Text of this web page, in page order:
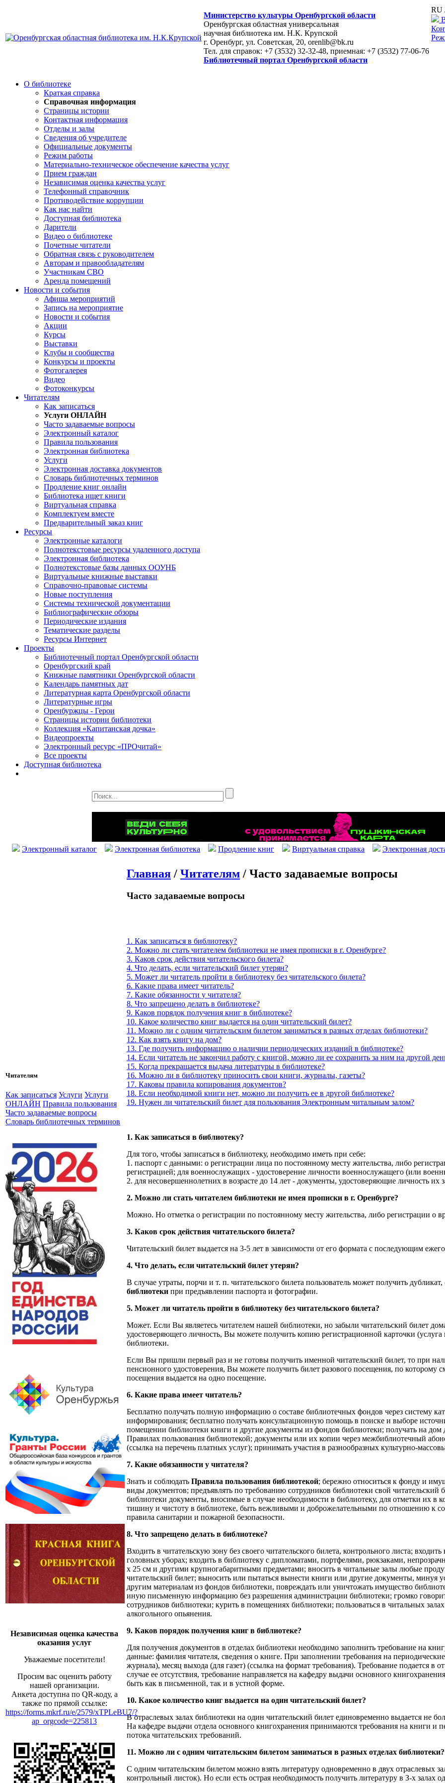
Министерство культуры Оренбургской области
Оренбургская областная универсальная
научная библиотека им. Н.К. Крупской
г. Оренбург, ул. Советская, 20, orenlib@bk.ru
Тел. для справок: +7 (3532) 32-32-48, приемная: +7 (3532) 77-06-76
Библиотечный портал Оренбургской области
RU
О библиотеке
Краткая справка
Справочная информация
Страницы истории
Контактная информация
Отделы и залы
Сведения об учредителе
Официальные документы
Режим работы
Материально-техническое обеспечение качества услуг
Прием граждан
Независимая оценка качества услуг
Телефонный справочник
Противодействие коррупции
Как нас найти
Доступная библиотека
Дарители
Видео о библиотеке
Почетные читатели
Обратная связь с руководителем
Авторам и правообладателям
Участникам СВО
Аренда помещений
Новости и события
Афиша мероприятий
Запись на мероприятие
Новости и события
Акции
Курсы
Выставки
Клубы и сообщества
Конкурсы и проекты
Фотогалерея
Видео
Фотоконкурсы
Читателям
Как записаться
Услуги ОНЛАЙН
Часто задаваемые вопросы
Электронный каталог
Правила пользования
Электронная библиотека
Услуги
Электронная доставка документов
Словарь библиотечных терминов
Продление книг онлайн
Библиотека ищет книги
Виртуальная справка
Комплектуем вместе
Предварительный заказ книг
Ресурсы
Электронные каталоги
Полнотекстовые ресурсы удаленного доступа
Электронная библиотека
Полнотекстовые базы данных ООУНБ
Виртуальные книжные выставки
Справочно-правовые системы
Новые поступления
Cистемы технической документации
Библиографические обзоры
Периодические издания
Тематические разделы
Ресурсы Интернет
Проекты
Библиотечный портал Оренбургской области
Оренбургский край
Книжные памятники Оренбургской области
Календарь памятных дат
Литературная карта Оренбургской области
Литературные игры
Оренбуржцы - Герои
Страницы истории библиотеки
Коллекция «Капитанская дочка»
Видеопроекты
Электронный ресурс «ПРОчитай»
Все проекты
Доступная библиотека
Электронный каталог Электронная библиотека Продление книг Виртуальная справка Электронная
Читателям
Как записаться Услуги Услуги
ОНЛАЙН Правила пользования
Часто задаваемые вопросы
Словарь библиотечных терминов
Независимая оценка качества
оказания услуг
Уважаемые посетители!
Просим вас оценить работу
нашей организации.
Анкета доступна по QR-коду, а
также по прямой ссылке:
https://forms.mkrf.ru/e/2579/xTPLeBU7/?
ap_orgcode=225813
Главная / Читателям / Часто задаваемые вопросы
Часто задаваемые вопросы
1. Как записаться в библиотеку?
2. Можно ли стать читателем библиотеки не имея прописки в г. Оренбурге?
3. Каков срок действия читательского билета?
4. Что делать, если читательский билет утерян?
5. Может ли читатель пройти в библиотеку без читательского билета?
6. Какие права имеет читатель?
7. Какие обязанности у читателя?
8. Что запрещено делать в библиотеке?
9. Каков порядок получения книг в библиотеке?
10. Какое количество книг выдается на один читательский билет?
11. Можно ли с одним читательским билетом заниматься в разных отделах библиотеки?
12. Как взять книгу на дом?
13. Где получить информацию о наличии периодических изданий в библиотеке?
14. Если читатель не закончил работу с книгой, можно ли ее сохранить за ним на другой
15. Когда прекращается выдача литературы в библиотеке?
16. Можно ли в библиотеку приносить свои книги, журналы, газеты?
17. Каковы правила копирования документов?
18. Если необходимой книги нет, можно ли получить ее в другой библиотеке?
19. Нужен ли читательский билет для пользования Электронным читальным залом?
1. Как записаться в библиотеку?
Для того, чтобы записаться в библиотеку, необходимо иметь при себе:
1. паспорт с данными: о регистрации лица по постоянному месту жительства, либо
регистрацией; для военнослужащих - удостоверение личности военнослужащего (или
2. для несовершеннолетних в возрасте до 14 лет - документы, удостоверяющие личность их
2. Можно ли стать читателем библиотеки не имея прописки в г. Оренбурге?
Можно. Но отметка о регистрации по постоянному месту жительства, либо регистрации о
3. Каков срок действия читательского билета?
Читательский билет выдается на 3-5 лет в зависимости от его формата с последующим
4. Что делать, если читательский билет утерян?
В случае утраты, порчи и т. п. читательского билета пользователь может получить
библиотеки при предъявлении паспорта и фотографии.
5. Может ли читатель пройти в библиотеку без читательского билета?
Может. Если Вы являетесь читателем нашей библиотеки, но забыли читательский билет
удостоверяющего личность, Вы можете получить копию регистрационной карточки (услуга
библиотеки.
Если Вы пришли первый раз и не готовы получить именной читательский билет, то при
пенсионного удостоверения, Вы можете получить билет разового посещения, по которому
посещения выдается на одно посещение.
6. Какие права имеет читатель?
Бесплатно получать полную информацию о составе библиотечных фондов через систему
информирования; бесплатно получать консультационную помощь в поиске и выборе
помещении библиотеки книги и другие документы из фондов библиотеки; получать на
Правилах пользования библиотекой; документы или их копии через межбиблиотечный
(ссылка на перечень платных услуг); принимать участия в разнообразных культурно-
7. Какие обязанности у читателя?
Знать и соблюдать Правила пользования библиотекой; бережно относиться к фонду и
виды документов; предъявлять по требованию сотрудников библиотеки свой читательский
библиотеки документы, вносимые в случае необходимости в библиотеку, для отметки их в
тишину и чистоту в библиотеке, быть вежливыми и доброжелательными по отношению к
правила санитарии и пожарной безопасности.
8. Что запрещено делать в библиотеке?
Входить в читательскую зону без своего читательского билета, контрольного листа;
головных уборах; входить в библиотеку с дипломатами, портфелями, рюкзаками,
х 25 см и другими крупногабаритными предметами; вносить в читальные залы любые
читательский билет; выносить или пытаться вынести книги или другие документы, минуя
другим материалам из фондов библиотеки, повреждать или уничтожать имущество
иную письменную информацию без разрешения администрации библиотеки; громко
сотрудников библиотеки; курить в помещениях библиотеки; пользоваться в читальных
алкогольного опьянения.
9. Каков порядок получения книг в библиотеке?
Для получения документов в отделах библиотеки необходимо заполнить требование на
данные: фамилия читателя, сведения о книге. При заполнении требования на
журнала), месяц выхода (для газет) (ссылка на формат требования). Требование подается в
случае ее отсутствия, требование направляется на кафедру выдачи основного
быть как в письменной, так и в устной форме.
10. Какое количество книг выдается на один читательский билет?
В отраслевых залах библиотеки на один читательский билет единовременно выдается не
На кафедре выдачи отдела основного книгохранения принимаются требования на книги и
потока читательских требований.
11. Можно ли с одним читательским билетом заниматься в разных отделах библиотеки?
С одним читательским билетом можно взять литературу одновременно в двух отраслевых
контрольный листок). Но если есть острая необходимость получить литературу в З-х